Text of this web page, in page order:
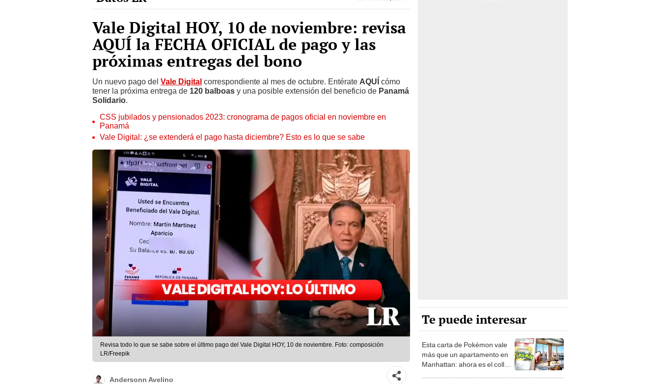
Vale Digital HOY, 10 de noviembre: revisa
AQUÍ la FECHA OFICIAL de pago y las
próximas entregas del bono
Un nuevo pago delVale Digitalcorrespondiente al mes de octubre. Entérate
tener la próxima entrega de120 balboasy una posible extensión del beneficio dePanamá
Solidario.
CSS jubilados y pensionados 2023: cronograma de pagos oficial en noviembre en
Panamá
Vale Digital: ¿se extenderá el pago hasta diciembre? Esto es lo que se sabe
Revisa todo lo que se sabe sobre el último pago del Vale Digital HOY, 10 de noviembre. Foto: composición
LR/Freepik
Compartir
Te puede interesar
Esta carta de Pokémon vale
más que un apartamento en
Manhattan: ahora es el collar
de un influencer
Este es el país de